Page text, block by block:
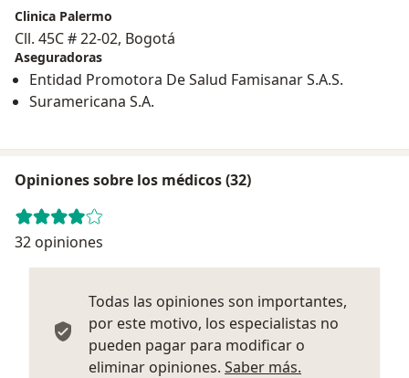
Clinica Palermo
Cll. 45C # 22-02, Bogotá
Aseguradoras
Entidad Promotora De Salud Famisanar S.A.S.
Suramericana S.A.
Opiniones sobre los médicos (32)
32 opiniones
Todas las opiniones son importantes,
por este motivo, los especialistas no
pueden pagar para modificar o
eliminar opiniones. Saber más.